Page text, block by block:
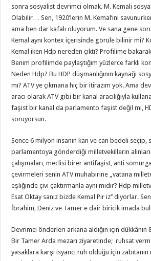
sonra sosyalist devrimci olmak. M. Kemali
Olabilir… Sen, 1920’lerin M. Kemal‘ini
ama ben dar kafalı oluyorum. Ve sana gene
Kemal aynı kontex içerisinde görüle bilinir mi?
Kemal iken Hdp nereden çıktı? Profilime
Benim profilimde paylaştığım yüzlerce farklı
Neden Hdp? Bu HDP düşmanlığının kaynağı
mı? ATV ye çıkmana hiç bir itirazım yok. Ama
aracı olarak ATV gibi bir kanal aracılığıyla
faşist bir kanal da parlamento faşist değil mi,
soruyorsun.
Sence 6 milyon insanın kan ve can bedeli
parlamentoya gönderdiği milletvekillerin
çalışmaları, meclisi birer antifaşist, anti
çevirmeleri senin ATV muhabirine „vatana
eşliğinde çivi çaktırmanla aynı mıdır? Hdp
Esat Oktay sanız bizde Kemal Pir iz’’ diyorlar.
İbrahim, Deniz ve Tamer e dair biricik imada
Devrimci önderleri arkana aldığın için dükkânın
Bir Tamer Arda mezarı ziyaretinde; ruhsat
yasaklara karşı isyancı ruh olduğu için